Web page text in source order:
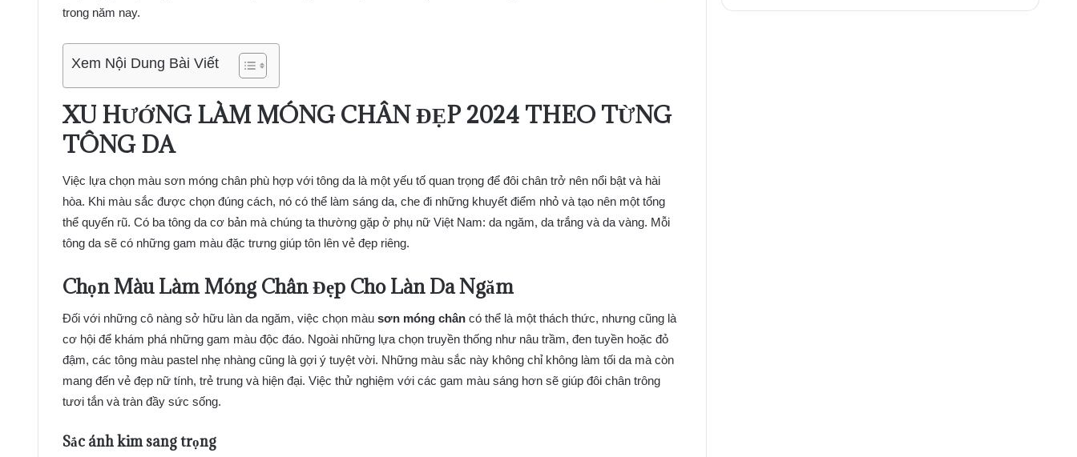
trong năm nay.
Xem Nội Dung Bài Viết
XU HƯỚNGLÀM MÓNG CHÂN ĐẸP 2024 THEO TỪNG
TÔNG DA
Việc lựa chọn màu sơn móng chân phù hợp với tông da là một yếu tố quan trọng để đôi chân trở nên nổi bật và hài
hòa. Khi màu sắc được chọn đúng cách, nó có thể làm sáng da, che đi những khuyết điểm nhỏ và tạo nên một tổng
thể quyến rũ. Có ba tông da cơ bản mà chúng ta thường gặp ở phụ nữ Việt Nam: da ngăm, da trắng và da vàng. Mỗi
tông da sẽ có những gam màu đặc trưng giúp tôn lên vẻ đẹp riêng.
Chọn MàuLàm Móng Chân Đẹp Cho Làn Da Ngăm
Đối với những cô nàng sở hữu làn da ngăm, việc chọn màu sơn móng chân có thể là một thách thức, nhưng cũng là
cơ hội để khám phá những gam màu độc đáo. Ngoài những lựa chọn truyền thống như nâu trầm, đen tuyền hoặc đỏ
đậm, các tông màu pastel nhẹ nhàng cũng là gợi ý tuyệt vời. Những màu sắc này không chỉ không làm tối da mà còn
mang đến vẻ đẹp nữ tính, trẻ trung và hiện đại. Việc thử nghiệm với các gam màu sáng hơn sẽ giúp đôi chân trông
tươi tắn và tràn đầy sức sống.
Sắc ánh kim sang trọng